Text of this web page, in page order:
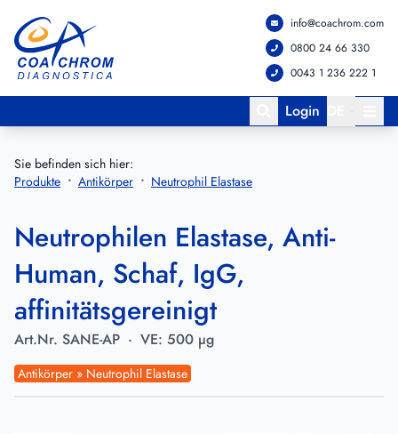
Zum Hauptmenü springen
Zum Hauptinhalt springen
info@coachrom.com
0800 24 66 330
0043 1 236 222 1
Login
Sie befinden sich hier:
Produkte
Antikörper Neutrophil Elastase
Neutrophilen Elastase, Anti-
Human, Schaf, IgG,
affinitätsgereinigt
Art.Nr. SANE-AP · VE: 500 µg
Antikörper » Neutrophil Elastase